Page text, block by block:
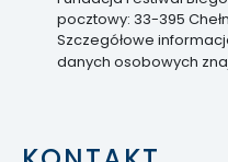
pocztowy: 33-395
Szczegółowe
danych osobowych